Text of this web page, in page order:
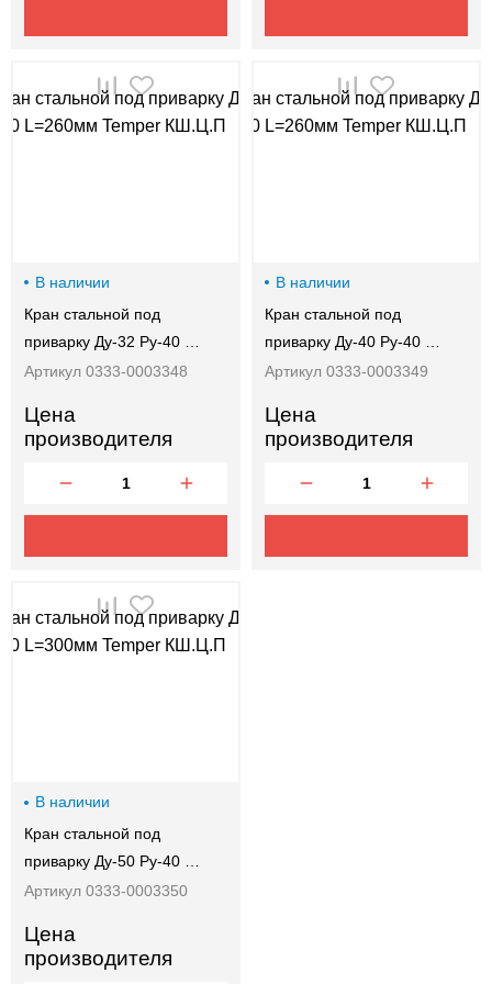
В наличии
Кран стальной под
приварку Ду-32 Ру-40 …
Артикул 0333-0003348
Цена
производителя
В наличии
Кран стальной под
приварку Ду-40 Ру-40 …
Артикул 0333-0003349
Цена
производителя
В наличии
Кран стальной под
приварку Ду-50 Ру-40 …
Артикул 0333-0003350
Цена
производителя